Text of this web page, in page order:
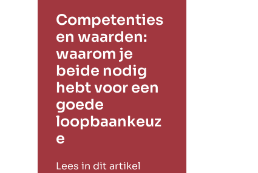
Competenties
en waarden:
waarom je
beide nodig
hebt voor een
goede
loopbaankeuz
e
Lees in dit artikel